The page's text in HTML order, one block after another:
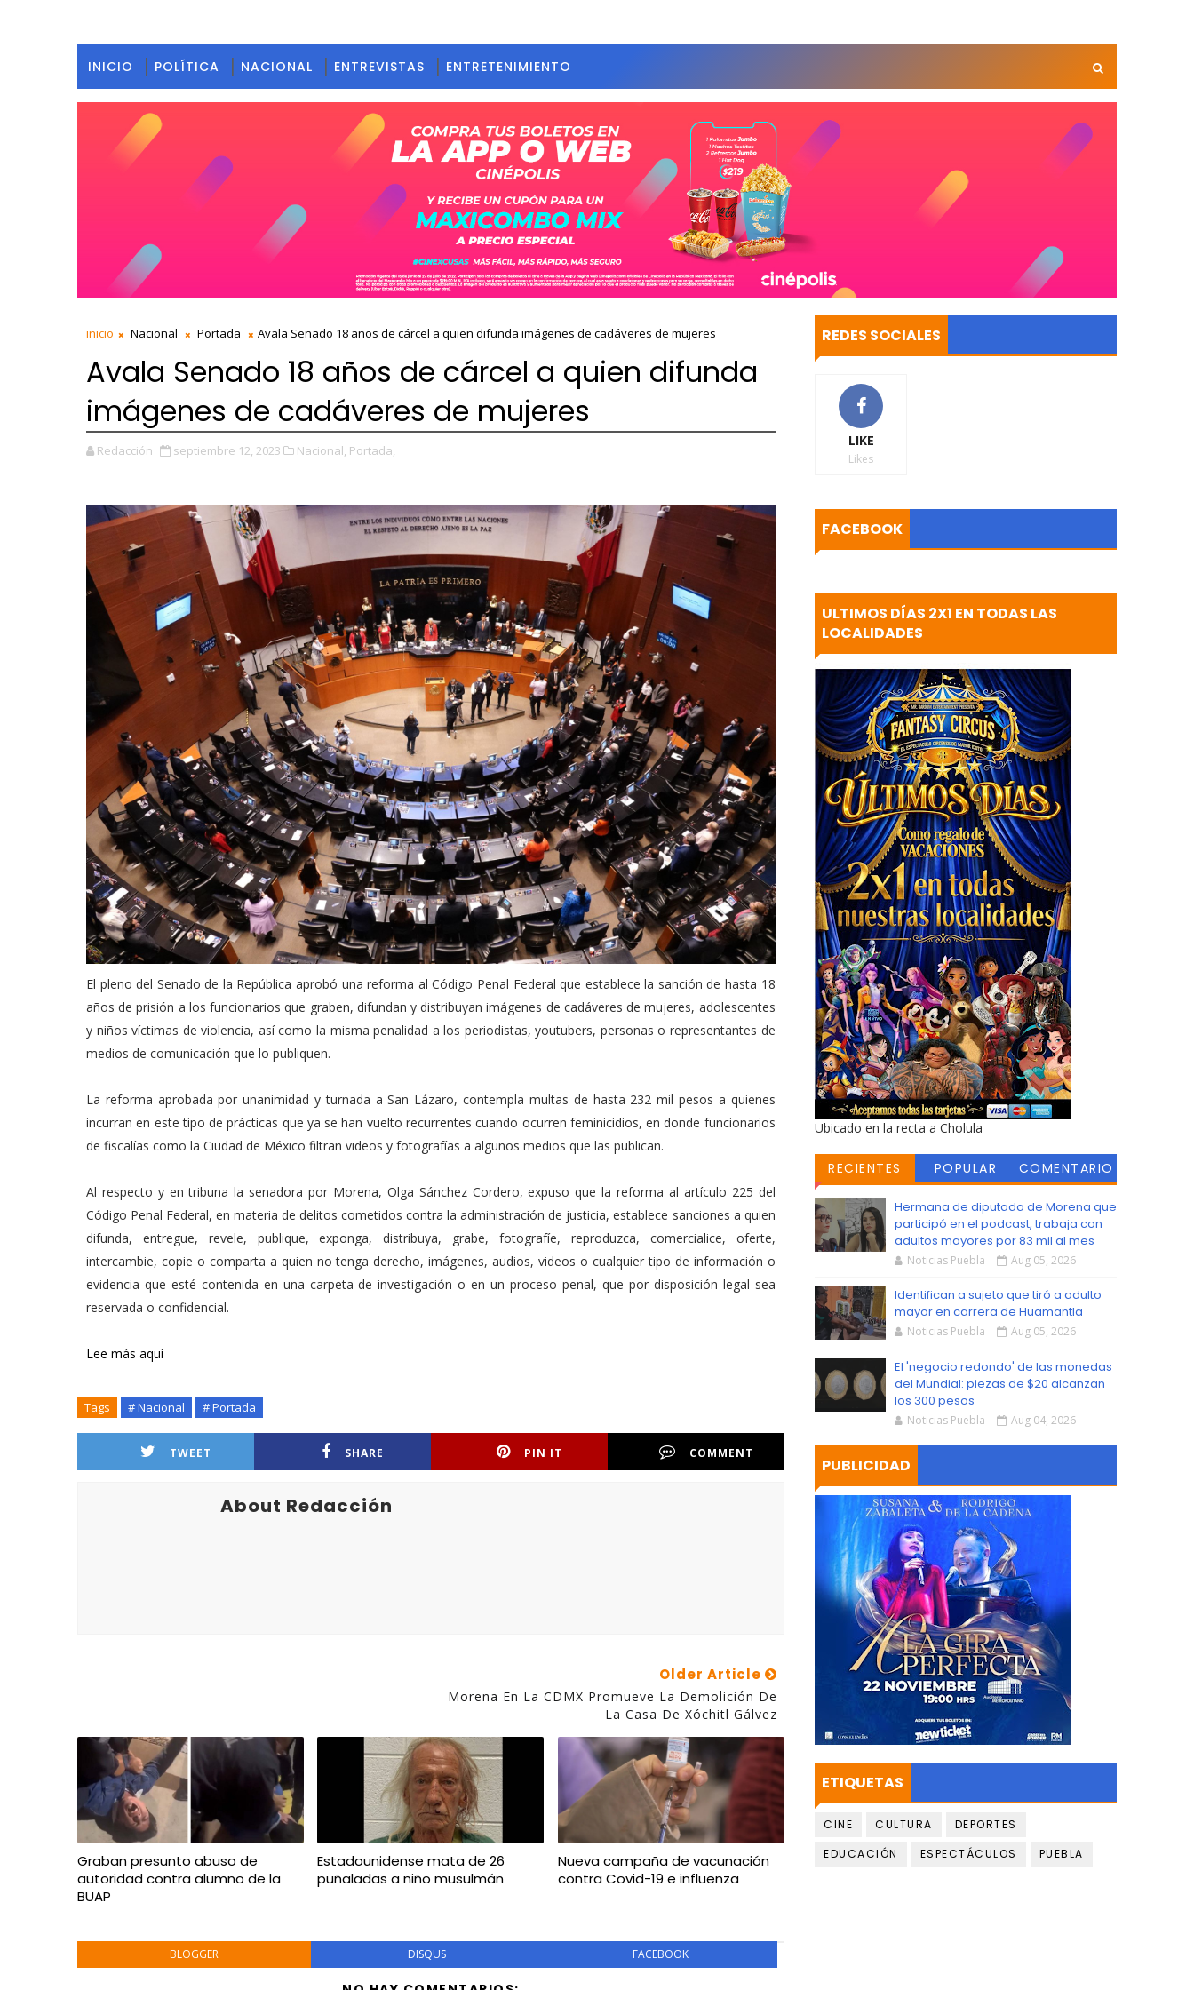
INICIO POLÍTICA NACIONAL ENTREVISTAS ENTRETENIMIENTO
inicio Nacional Portada Avala Senado 18 años de cárcel a quien difunda imágenes de cadáveres de mujeres
Avala Senado 18 años de cárcel a quien difunda
imágenes de cadáveres de mujeres
Redacción septiembre 12, 2023 Nacional, Portada,
El pleno del Senado de la República aprobó una reforma al Código Penal Federal que establece la sanción de hasta 18
años de prisión a los funcionarios que graben, difundan y distribuyan imágenes de cadáveres de mujeres, adolescentes
y niños víctimas de violencia, así como la misma penalidad a los periodistas, youtubers, personas o representantes de
medios de comunicación que lo publiquen.
La reforma aprobada por unanimidad y turnada a San Lázaro, contempla multas de hasta 232 mil pesos a quienes
incurran en este tipo de prácticas que ya se han vuelto recurrentes cuando ocurren feminicidios, en donde funcionarios
de fiscalías como la Ciudad de México filtran videos y fotografías a algunos medios que las publican.
Al respecto y en tribuna la senadora por Morena, Olga Sánchez Cordero, expuso que la reforma al artículo 225 del
Código Penal Federal, en materia de delitos cometidos contra la administración de justicia, establece sanciones a quien
difunda, entregue, revele, publique, exponga, distribuya, grabe, fotografíe, reproduzca, comercialice, oferte,
intercambie, copie o comparta a quien no tenga derecho, imágenes, audios, videos o cualquier tipo de información o
evidencia que esté contenida en una carpeta de investigación o en un proceso penal, que por disposición legal sea
reservada o confidencial.
Lee más aquí
Tags # Nacional # Portada
TWEET SHARE PIN IT COMMENT
About Redacción
Older Article
Morena En La CDMX Promueve La Demolición De
La Casa De Xóchitl Gálvez
Graban presunto abuso de
autoridad contra alumno de la
BUAP
Estadounidense mata de 26
puñaladas a niño musulmán
Nueva campaña de vacunación
contra Covid-19 e influenza
BLOGGER DISQUS FACEBOOK
REDES SOCIALES
LIKE
Likes
FACEBOOK
ULTIMOS DÍAS 2X1 EN TODAS LAS
LOCALIDADES
Ubicado en la recta a Cholula
RECIENTES POPULAR
COMENTARIO
Hermana de diputada de Morena que
participó en el podcast, trabaja con
adultos mayores por 83 mil al mes
Noticias Puebla Aug 05, 2026
Identifican a sujeto que tiró a adulto
mayor en carrera de Huamantla
Noticias Puebla Aug 05, 2026
El 'negocio redondo' de las monedas
del Mundial: piezas de $20 alcanzan
los 300 pesos
Noticias Puebla Aug 04, 2026
PUBLICIDAD
ETIQUETAS
CINE CULTURA
DEPORTES
EDUCACIÓN
ESPECTÁCULOS PUEBLA